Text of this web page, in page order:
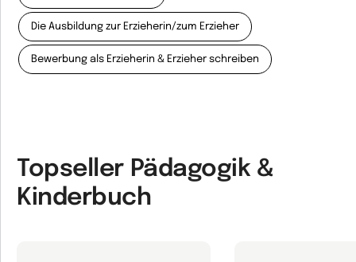
Die Ausbildung zur Erzieherin/zum Erzieher
Bewerbung als Erzieherin & Erzieher schreiben
Topseller Pädagogik &
Kinderbuch